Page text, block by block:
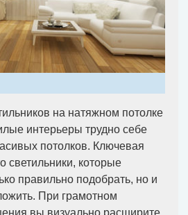
на натяжном потолке
интерьеры трудно себе
потолков. Ключевая
светильники, которые
правильно подобрать, но и
При грамотном